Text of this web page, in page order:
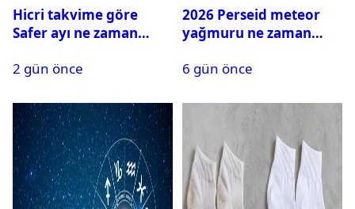
Hicri takvime göre
Safer ayı ne zaman
2 gün önce
2026 Perseid meteor
yağmuru ne zaman
6 gün önce